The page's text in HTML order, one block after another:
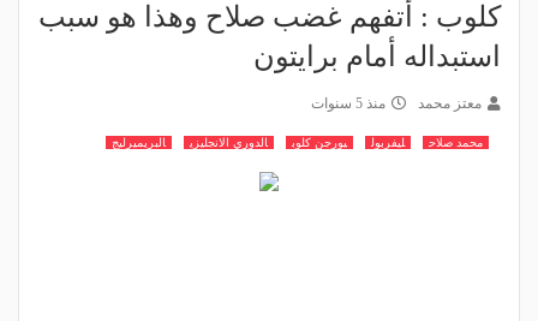
كلوب : أتفهم غضب صلاح وهذا هو سبب
استبداله أمام برايتون
معتز محمد منذ 5 سنوات
محمد صلاح ليفربول يورجن كلوب الدوري الانجليزي البريميرليج